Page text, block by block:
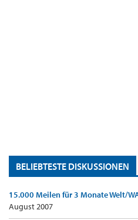
BELIEBTESTE DISKUSSIONEN
15.000 Meilen für 3 Monate Welt/
August 2007